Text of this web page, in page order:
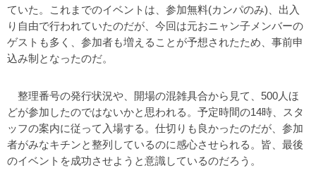
ていた。これまでのイベントは、参加無料(カンパのみ)、出入
り自由で行われていたのだが、今回は元おニャン子メンバーの
ゲストも多く、参加者も増えることが予想されたため、事前申
込み制となったのだ。
整理番号の発行状況や、開場の混雑具合から見て、500人ほ
どが参加したのではないかと思われる。予定時間の14時、スタ
ッフの案内に従って入場する。仕切りも良かったのだが、参加
者がみなキチンと整列しているのに感心させられる。皆、最後
のイベントを成功させようと意識しているのだろう。